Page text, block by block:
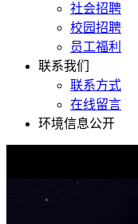
社会招聘
校园招聘
员工福利
联系我们
联系方式
在线留言
环境信息公开